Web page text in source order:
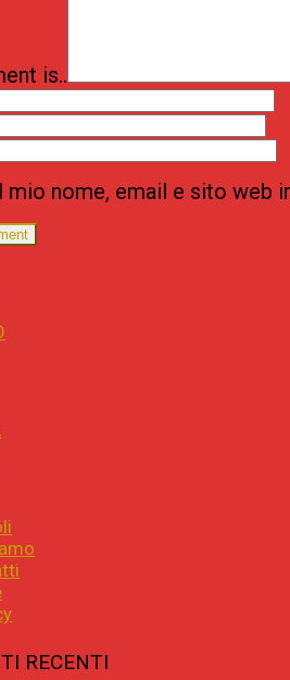
is..
mio nome, email e sito web
RECENTI